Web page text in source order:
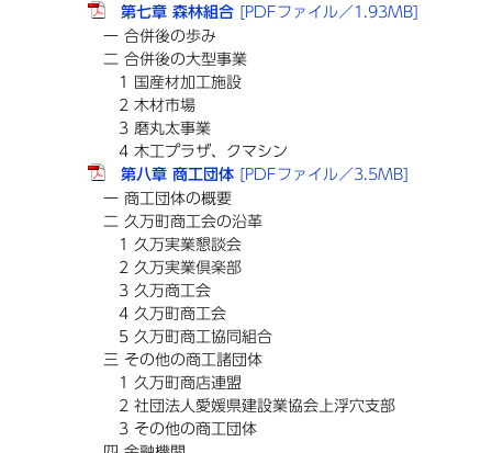
第七章 森林組合 [PDFファイル／1.93MB]
一 合併後の歩み
二 合併後の大型事業
1 国産材加工施設
2 木材市場
3 磨丸太事業
4 木工プラザ、クマシン
第八章 商工団体 [PDFファイル／3.5MB]
一 商工団体の概要
二 久万町商工会の沿革
1 久万実業懇談会
2 久万実業倶楽部
3 久万商工会
4 久万町商工会
5 久万町商工協同組合
三 その他の商工諸団体
1 久万町商店連盟
2 社団法人愛媛県建設業協会上浮穴支部
3 その他の商工団体